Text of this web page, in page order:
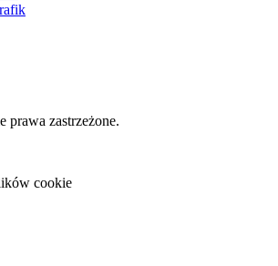
prawa zastrzeżone.
cookie